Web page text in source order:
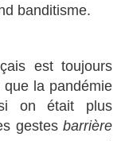
banditisme.
est toujours
la pandémie
on était plus
gestesbarrière